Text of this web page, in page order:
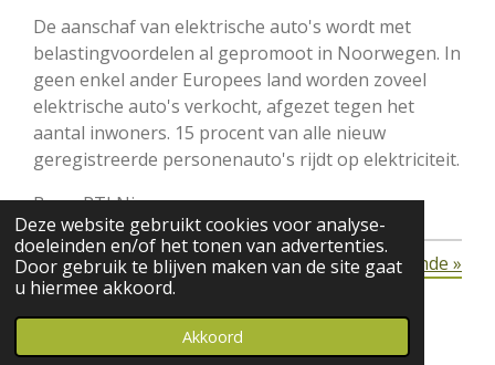
Deze website gebruikt cookies voor analyse-
doeleinden en/of het tonen van advertenties.
Door gebruik te blijven maken van de site gaat
u hiermee akkoord.
Akkoord
De aanschaf van elektrische auto's wordt met
belastingvoordelen al gepromoot in Noorwegen. In
geen enkel ander Europees land worden zoveel
elektrische auto's verkocht, afgezet tegen het
aantal inwoners. 15 procent van alle nieuw
geregistreerde personenauto's rijdt op elektriciteit.
Bron: RTLNieuws
«Vorige Volgende »
© 2016 - 2026 Cerg.nl